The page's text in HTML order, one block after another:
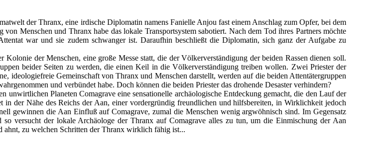
der Thranx, eine irdische Diplomatin namens Fanielle Anjou fast einem Anschlag zum Opfer, bei dem
Menschen und Thranx habe das lokale Transportsystem sabotiert. Nach dem Tod ihres Partners möchte
war und sie zudem schwanger ist. Daraufhin beschließt die Diplomatin, sich ganz der Aufgabe zu
Kolonie der Menschen, eine große Messe statt, die der Völkerverständigung der beiden Rassen dienen soll.
beider Seiten zu werden, die einen Keil in die Völkerverständigung treiben wollen. Zwei Priester der
ideologiefreie Gemeinschaft von Thranx und Menschen darstellt, werden auf die beiden Attentätergruppen
und verbündet habe. Doch können die beiden Priester das drohende Desaster verhindern?
unwirtlichen Planeten Comagrave eine sensationelle archäologische Entdeckung gemacht, die den Lauf der
in der Nähe des Reichs der Aan, einer vordergründig freundlichen und hilfsbereiten, in Wirklichkeit jedoch
gewinnen die Aan Einfluß auf Comagrave, zumal die Menschen wenig argwöhnisch sind. Im Gegensatz
versucht der lokale Archäologe der Thranx auf Comagrave alles zu tun, um die Einmischung der Aan
ahnt, zu welchen Schritten der Thranx wirklich fähig ist...